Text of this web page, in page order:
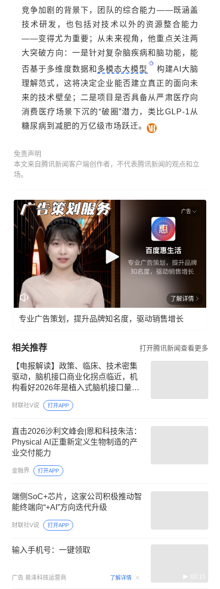
竞争加剧的背景下，团队的综合能力——既涵盖
技术研发，也包括对技术以外的资源整合能力
——变得尤为重要；从未来视角，他重点关注两
大突破方向：一是针对复杂脑疾病和脑功能，能
否基于多维度数据和 多模态大模型
构建AI大脑
理解范式，这将决定企业能否建立真正的面向未
来的技术壁垒；二是项目是否具备从严肃医疗向
消费医疗场景下沉的“破圈”潜力，类比GLP-1从
糖尿病到减肥的万亿级市场跃迁。
免责声明
本文来自腾讯新闻客户端创作者，不代表腾讯新闻的观点和立
场。
广告
了解详情
专业广告策划，提升品牌知名度，驱动销售增长
相关推荐 打开腾讯新闻查看更多
【电报解读】政策、临床、技术密集
驱动，脑机接口商业化拐点临近，机
构看好2026年是植入式脑机接口量产
元年，国产产线或投产在即，这家公
司对多模态人机交互系统集成关键技
财联社V说 打开APP
直击2026沙利文峰会|恩和科技朱洁：
Physical AI正重新定义生物制造的产
业交付能力
金融界 打开APP
端侧SoC+芯片，这家公司积极推动智
能终端向“+AI”方向迭代升级
财联社V说 打开APP
输入手机号：一键领取
广告 易泽科技运营商 了解详情 00:15